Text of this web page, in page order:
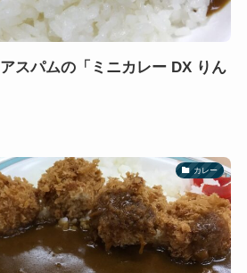
スパムの「ミニカレー DX りん
カレー